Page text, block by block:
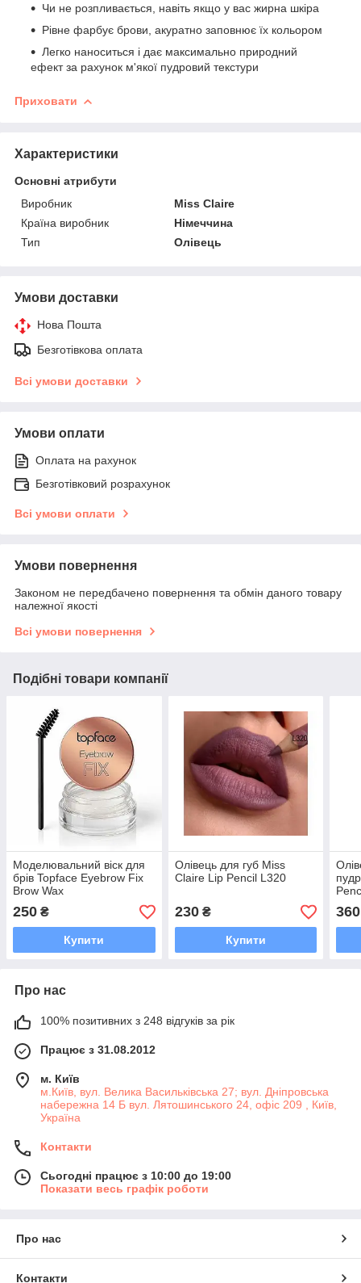
Чи не розпливається, навіть якщо у вас жирна шкіра
Рівне фарбує брови, акуратно заповнює їх кольором
Легко наноситься і дає максимально природний
ефект за рахунок м'якої пудровий текстури
Приховати
Характеристики
Основні атрибути
Виробник
Miss Claire
Країна виробник
Німеччина
Тип
Олівець
Умови доставки
Нова Пошта
Безготівкова оплата
Всі умови доставки
Умови оплати
Оплата на рахунок
Безготівковий розрахунок
Всі умови оплати
Умови повернення
Законом не передбачено повернення та обмін даного товару
належної якості
Всі умови повернення
Подібні товари компанії
Моделювальний віск для
брів Topface Eyebrow Fix
Brow Wax
250 ₴
Купити
Олівець для губ Miss
Claire Lip Pencil L320
230₴
Купити
360
Про нас
100% позитивних з 248 відгуків за рік
Працює з 31.08.2012
м. Київ
м.Київ, вул. Велика Васильківська 27; вул. Дніпровська
набережна 14 Б вул. Лятошинського 24, офіс 209 , Київ,
Україна
Контакти
Сьогодні працює з 10:00 до 19:00
Показати весь графік роботи
Про нас
Контакти